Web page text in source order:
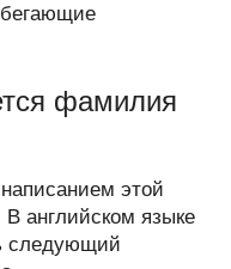
фамилия
этой
английском языке
следующий